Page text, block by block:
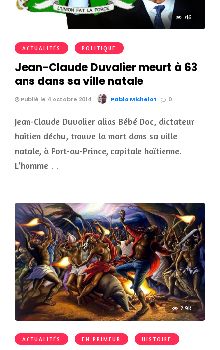
716
ACTUALITÉS POLITIQUE
Jean-Claude Duvalier meurt à 63
ans dans sa ville natale
Publié le 4 octobre 2014 Pablo Michelot 0
Jean-Claude Duvalier alias Bébé Doc, dictateur
haïtien déchu, trouve la mort dans sa ville
natale, à Port-au-Prince, capitale haïtienne.
L’homme …
2.9K
ACTUALITÉS EN PRIMEUR HISTOIRE